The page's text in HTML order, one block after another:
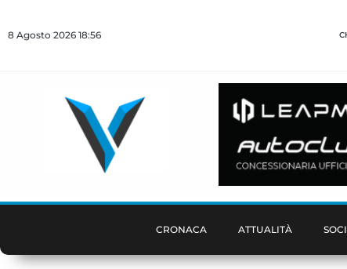
8 Agosto 2026 18:56
CRONACA ATTUALITÀ